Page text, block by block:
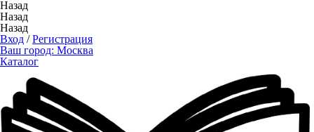
Назад
Назад
Назад
Вход /Регистрация
Ваш город: Москва
Каталог